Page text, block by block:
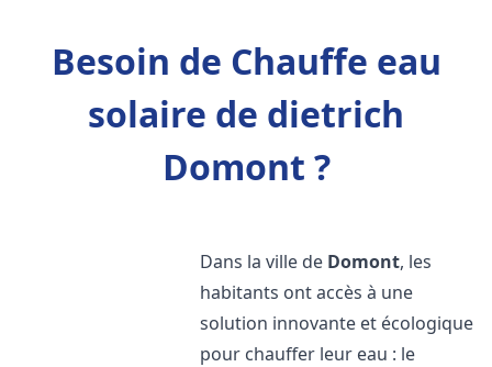
Besoin de Chauffe eau
solaire de dietrich
Domont ?
Dans la ville de Domont, les
habitants ont accès à une
solution innovante et écologique
pour chauffer leur eau : le